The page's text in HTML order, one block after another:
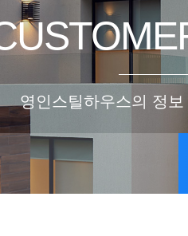
영인스틸하우스의 정